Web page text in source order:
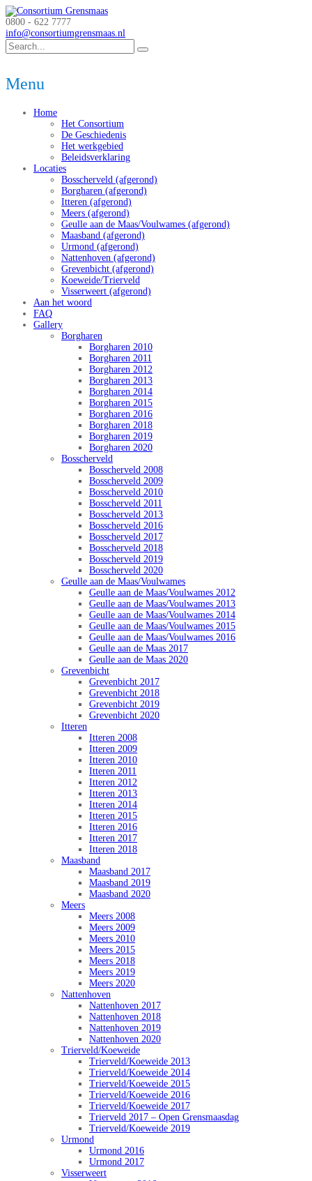
0800 - 622 7777
info@consortiumgrensmaas.nl
Menu
Home
Het Consortium
De Geschiedenis
Het werkgebied
Beleidsverklaring
Locaties
Bosscherveld (afgerond)
Borgharen (afgerond)
Itteren (afgerond)
Meers (afgerond)
Geulle aan de Maas/Voulwames (afgerond)
Maasband (afgerond)
Urmond (afgerond)
Nattenhoven (afgerond)
Grevenbicht (afgerond)
Koeweide/Trierveld
Visserweert (afgerond)
Aan het woord
FAQ
Gallery
Borgharen
Borgharen 2010
Borgharen 2011
Borgharen 2012
Borgharen 2013
Borgharen 2014
Borgharen 2015
Borgharen 2016
Borgharen 2018
Borgharen 2019
Borgharen 2020
Bosscherveld
Bosscherveld 2008
Bosscherveld 2009
Bosscherveld 2010
Bosscherveld 2011
Bosscherveld 2013
Bosscherveld 2016
Bosscherveld 2017
Bosscherveld 2018
Bosscherveld 2019
Bosscherveld 2020
Geulle aan de Maas/Voulwames
Geulle aan de Maas/Voulwames 2012
Geulle aan de Maas/Voulwames 2013
Geulle aan de Maas/Voulwames 2014
Geulle aan de Maas/Voulwames 2015
Geulle aan de Maas/Voulwames 2016
Geulle aan de Maas 2017
Geulle aan de Maas 2020
Grevenbicht
Grevenbicht 2017
Grevenbicht 2018
Grevenbicht 2019
Grevenbicht 2020
Itteren
Itteren 2008
Itteren 2009
Itteren 2010
Itteren 2011
Itteren 2012
Itteren 2013
Itteren 2014
Itteren 2015
Itteren 2016
Itteren 2017
Itteren 2018
Maasband
Maasband 2017
Maasband 2019
Maasband 2020
Meers
Meers 2008
Meers 2009
Meers 2010
Meers 2015
Meers 2018
Meers 2019
Meers 2020
Nattenhoven
Nattenhoven 2017
Nattenhoven 2018
Nattenhoven 2019
Nattenhoven 2020
Trierveld/Koeweide
Trierveld/Koeweide 2013
Trierveld/Koeweide 2014
Trierveld/Koeweide 2015
Trierveld/Koeweide 2016
Trierveld/Koeweide 2017
Trierveld 2017 – Open Grensmaasdag
Trierveld/Koeweide 2019
Urmond
Urmond 2016
Urmond 2017
Visserweert